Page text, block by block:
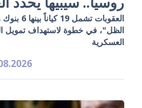
الظل"، في خطوة لاستهداف تمويل
العسكرية